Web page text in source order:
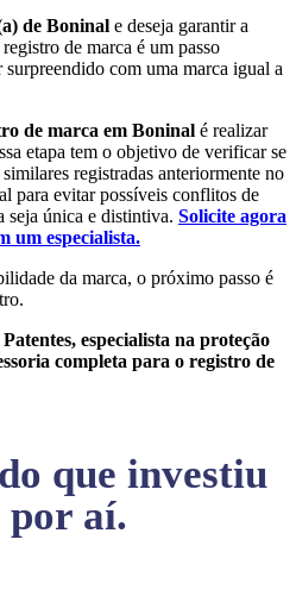
de Boninal e deseja garantir a
de marca é um passo
surpreendido com uma marca igual a
de marca em Boninal é realizar
etapa tem o objetivo de verificar se
registradas anteriormente no
para evitar possíveis conflitos de
seja única e distintiva. Solicite agora
um especialista.
da marca, o próximo passo é
especialista na proteção
completa para o registro de
que investiu
por aí.